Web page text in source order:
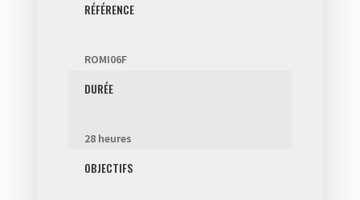
RÉFÉRENCE
ROMI06F
DURÉE
28 heures
OBJECTIFS